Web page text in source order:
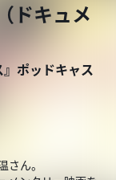
ドキュメ
ポッドキャス
ん。